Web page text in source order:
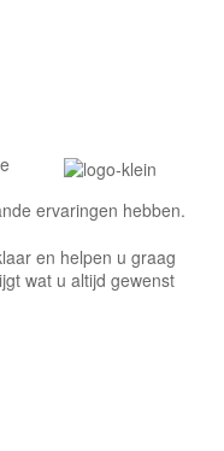
ervaringen hebben.
en helpen u graag
wat u altijd gewenst